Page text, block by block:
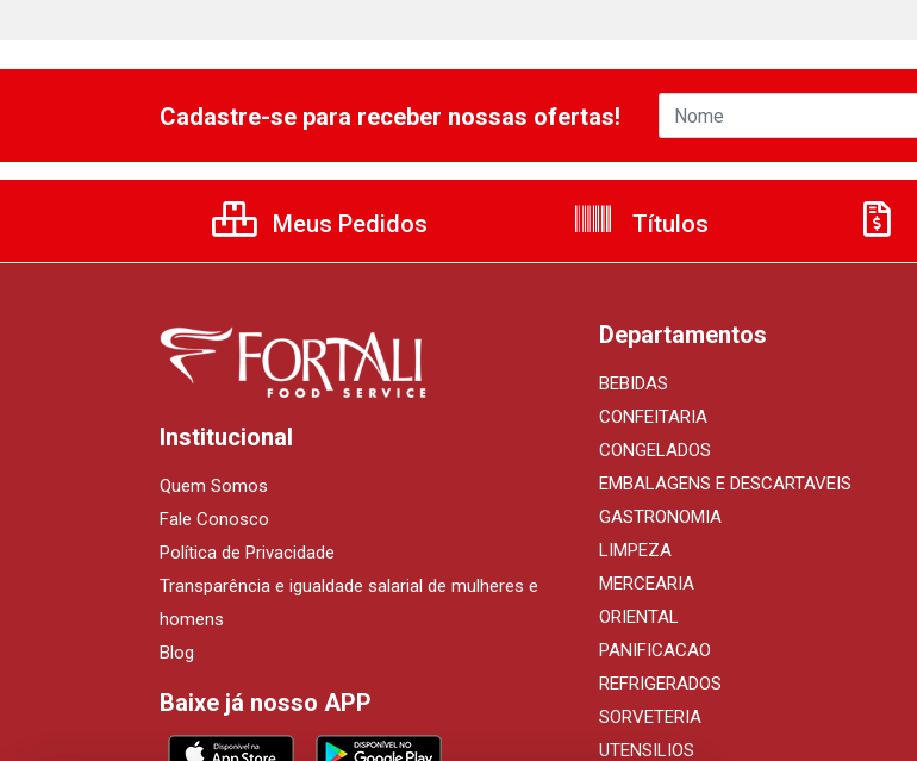
Cadastre-se para receber nossas ofertas!
Meus Pedidos Títulos
Institucional
Quem Somos
Fale Conosco
Política de Privacidade
Transparência e igualdade salarial de mulheres e
homens
Blog
Baixe já nosso APP
Departamentos
BEBIDAS
CONFEITARIA
CONGELADOS
EMBALAGENS E DESCARTAVEIS
GASTRONOMIA
LIMPEZA
MERCEARIA
ORIENTAL
PANIFICACAO
REFRIGERADOS
SORVETERIA
UTENSILIOS